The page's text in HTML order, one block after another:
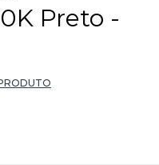
Preto -